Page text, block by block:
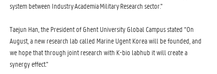
system between Industry·Academia·Military·Research sector.”
Taejun Han, the President of Ghent University Global Campus stated “On
August, a new research lab called Marine Ugent Korea will be founded, and
we hope that through joint research with K-bio labhub it will create a
synergy effect.”